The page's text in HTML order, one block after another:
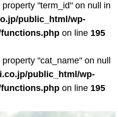
"term_id" on null in
public_html/wp-
on line 195
"cat_name" on null
public_html/wp-
on line 195